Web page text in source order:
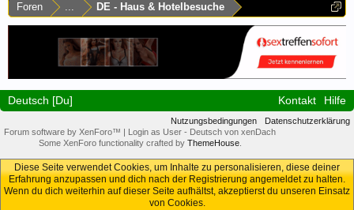
Foren ... DE - Haus & Hotelbesuche
Deutsch [Du] Kontakt Hilfe
Nutzungsbedingungen
Datenschutzerklärung
Forum software by XenForo™ | Login as User - Deutsch von xenDach
Some XenForo functionality crafted by ThemeHouse.
Diese Seite verwendet Cookies, um Inhalte zu personalisieren, diese deiner
Erfahrung anzupassen und dich nach der Registrierung angemeldet zu halten.
Wenn du dich weiterhin auf dieser Seite aufhältst, akzeptierst du unseren Einsatz
von Cookies.